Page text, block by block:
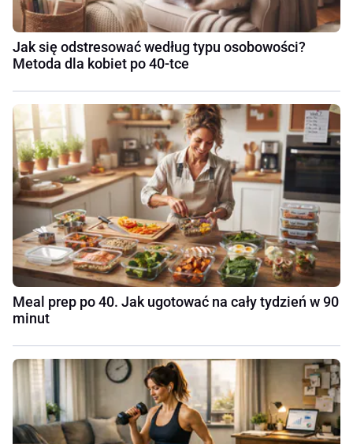
Jak się odstresować według typu osobowości?
Metoda dla kobiet po 40-tce
Meal prep po 40. Jak ugotować na cały tydzień w 90
minut